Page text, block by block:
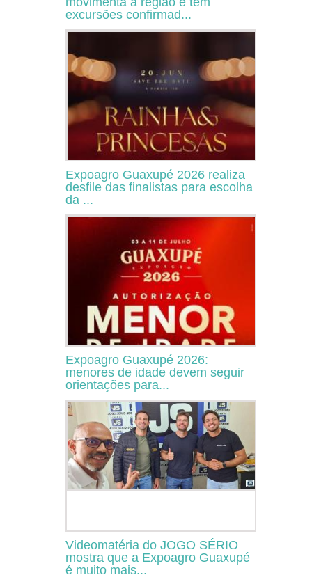
excursões confirmad...
Expoagro Guaxupé 2026 realiza
desfile das finalistas para escolha
da ...
Expoagro Guaxupé 2026:
menores de idade devem seguir
orientações para...
Videomatéria do JOGO SÉRIO
mostra que a Expoagro Guaxupé
é muito mais...